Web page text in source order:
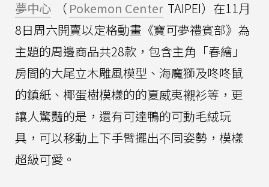
夢中心
（ Pokemon Center TAIPEI）在11月
8日周六開賣以定格動畫《寶可夢禮賓部》為
主題的周邊商品共28款，包含主角「春繪」
房間的大尾立木雕風模型、海魔獅及咚咚鼠
的鎮紙、椰蛋樹模樣的的夏威夷襯衫等，更
讓人驚豔的是，還有可達鴨的可動毛絨玩
具，可以移動上下手臂擺出不同姿勢，模樣
超級可愛。